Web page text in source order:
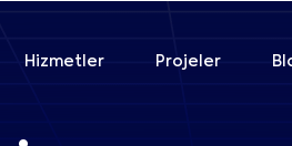
Hizmetler Projeler